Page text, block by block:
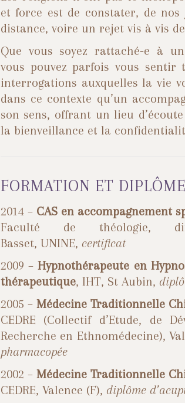
et force est de constater, de
distance, voire un rejet vis à vis
Que vous soyez rattaché-e à
vous pouvez parfois vous sentir
interrogations auxquelles la vie
dans ce contexte qu’un
son sens, offrant un lieu
la bienveillance et la
FORMATION ET
2014 – CAS en accompagnement
Faculté de théologie,
Basset, UNINE, certificat
2009 –Hypnothérapeute en
thérapeutique, IHT, St Aubin,
2005 – Médecine Traditionnelle
CEDRE (Collectif d’Etude, de
Recherche en Ethnomédecine),
pharmacopée
2002 – Médecine Traditionnelle
CEDRE, Valence (F), diplôme